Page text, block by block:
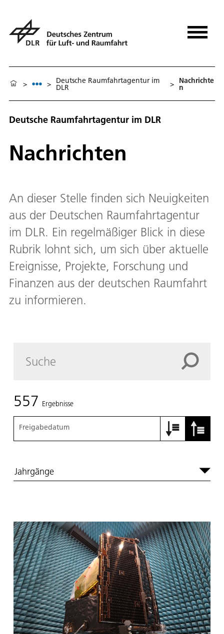
> > Deutsche Raumfahrtagentur im
DLR > Nachrichte
n
Deutsche Raumfahrtagentur im DLR
Nachrichten
An dieser Stelle finden sich Neuigkeiten
aus der Deutschen Raumfahrtagentur
im DLR. Ein regelmäßiger Blick in diese
Rubrik lohnt sich, um sich über aktuelle
Ereignisse, Projekte, Forschung und
Finanzen aus der deutschen Raumfahrt
zu informieren.
557 Ergebnisse
Freigabedatum
Jahrgänge